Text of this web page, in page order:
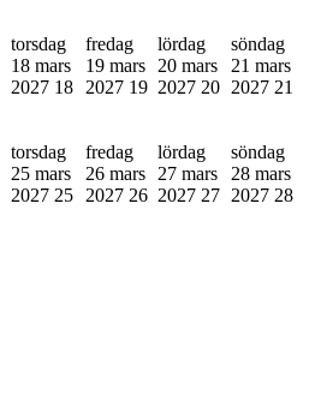
torsdag
18 mars
2027 18
fredag
19 mars
2027 19
lördag
20 mars
2027 20
söndag
21 mars
2027 21
torsdag
25 mars
2027 25
fredag
26 mars
2027 26
lördag
27 mars
2027 27
söndag
28 mars
2027 28